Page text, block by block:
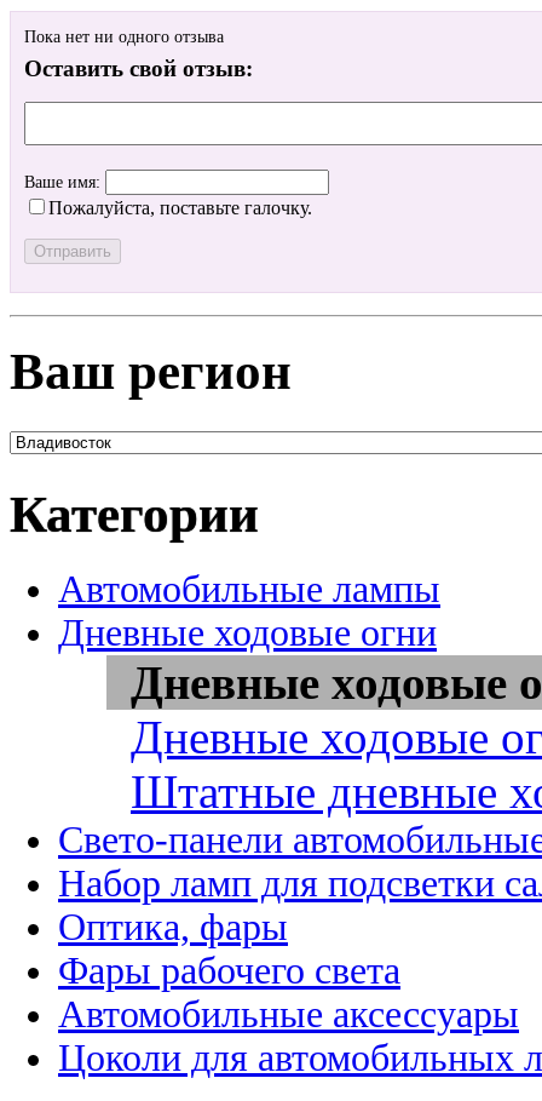
Пока нет ни одного отзыва
Оставить свой отзыв:
Ваше имя:
Пожалуйста, поставьте галочку.
Ваш регион
Категории
Автомобильные лампы
Дневные ходовые огни
Дневные ходовые
Дневные ходовые
Штатные дневные
Свето-панели
Набор ламп для подсветки
Оптика, фары
Фары рабочего света
Автомобильные аксессуары
Цоколи для автомобильных